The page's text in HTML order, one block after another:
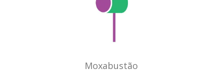
Moxabustão